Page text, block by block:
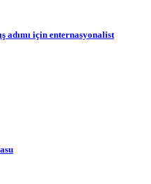
adımı için enternasyonalist